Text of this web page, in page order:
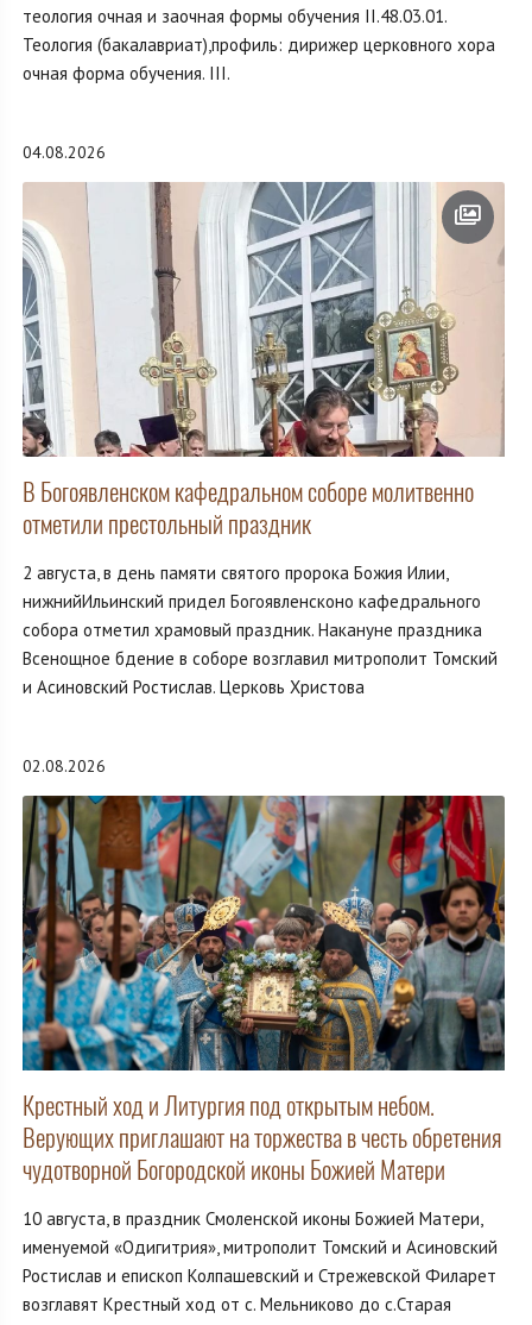
теология очная и заочная формы обучения II.48.03.01.
Теология (бакалавриат),профиль: дирижер церковного хора
очная форма обучения. III.
04.08.2026
В Богоявленском кафедральном соборе молитвенно
отметили престольный праздник
2 августа, в день памяти святого пророка Божия Илии,
нижнийИльинский придел Богоявленсконо кафедрального
собора отметил храмовый праздник. Накануне праздника
Всенощное бдение в соборе возглавил митрополит Томский
и Асиновский Ростислав. Церковь Христова
02.08.2026
Крестный ход и Литургия под открытым небом.
Верующих приглашают на торжества в честь обретения
чудотворной Богородской иконы Божией Матери
10 августа, в праздник Смоленской иконы Божией Матери,
именуемой «Одигитрия», митрополит Томский и Асиновский
Ростислав и епископ Колпашевский и Стрежевской Филарет
возглавят Крестный ход от с. Мельниково до с.Старая